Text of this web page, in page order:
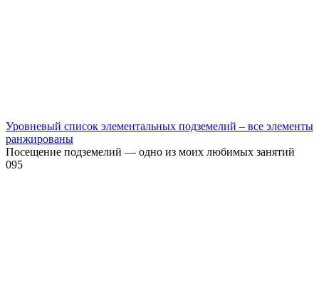
Уровневый список элементальных подземелий – все элементы
ранжированы
Посещение подземелий — одно из моих любимых занятий
095